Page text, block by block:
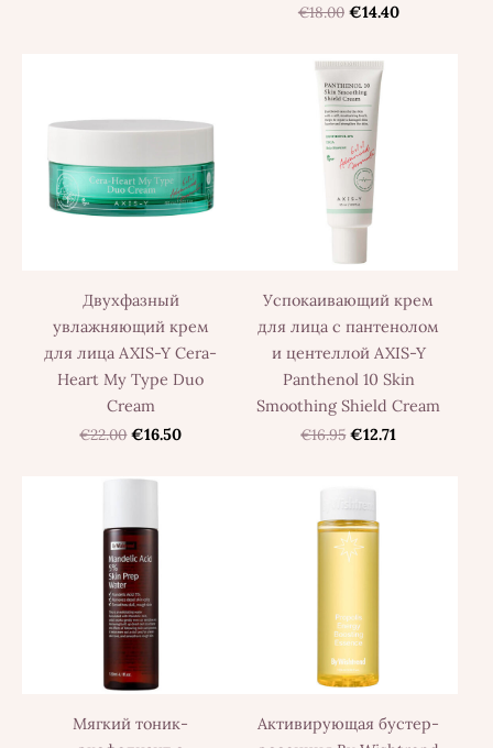
€18.00 €14.40
Двухфазный
увлажняющий крем
для лица AXIS-Y Cera-
Heart My Type Duo
Cream
€22.00 €16.50
Успокаивающий крем
для лица с пантенолом
и центеллой AXIS-Y
Panthenol 10 Skin
Smoothing Shield Cream
€16.95 €12.71
Мягкий тоник-
Активирующая бустер-